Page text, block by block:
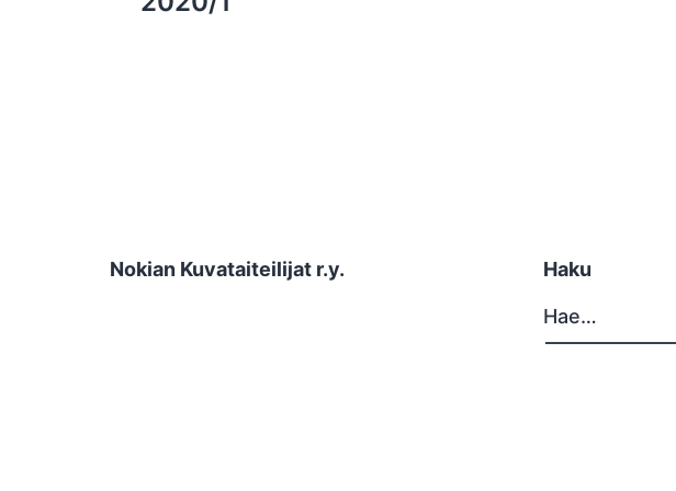
Nokian Kuvataiteilijat r.y. Haku
Hae…